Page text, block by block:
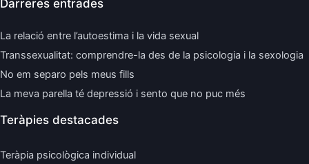
Darreres entrades
La relació entre l’autoestima i la vida sexual
Transsexualitat: comprendre-la des de la psicologia i la sexologia
No em separo pels meus fills
La meva parella té depressió i sento que no puc més
Teràpies destacades
Teràpia psicològica individual